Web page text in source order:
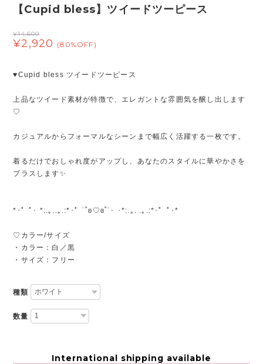
【Cupid bless】ツイードツーピース
¥14,600
¥2,920 (80%OFF)
♥Cupid bless ツイードツーピース
上品なツイード素材が特徴で、エレガントな雰囲気を醸し出します
♡
カジュアルからフォーマルなシーンまで幅広く活躍する一枚です。
着るだけでおしゃれ度がアップし、あなたのスタイルに華やかさを
プラスします✨️
*･゜ﾟ･ *:.｡..｡.:*･゜˙˚ʚ♡ɞ˚˙･ ･*:.｡. .｡.:*･゜ﾟ･*
♡カラー/サイズ
・カラー：白／黒
・サイズ：フリー
種類
数量
International shipping available